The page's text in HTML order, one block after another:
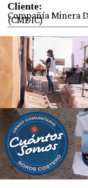
Cliente:
Compañía Minera
(CMDIC)